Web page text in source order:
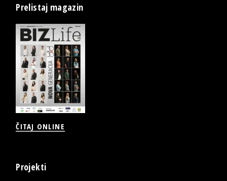
Prelistaj magazin
ČITAJ ONLINE
Projekti